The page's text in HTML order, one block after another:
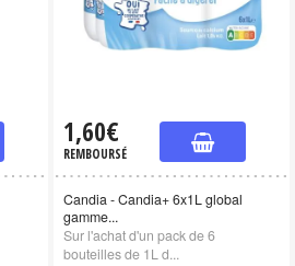
1,60€
REMBOURSÉ
Candia - Candia+ 6x1L global
gamme...
Sur l'achat d'un pack de 6
bouteilles de 1L d...